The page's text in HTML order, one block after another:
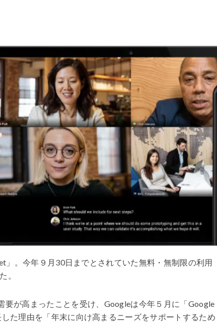
」。今年９月 30日までとされていた無料・無制限の利用
。
が高まったことを受け、 Googleは今年５月に「Google
た理由を「年末に向け高まるニーズをサポートするため